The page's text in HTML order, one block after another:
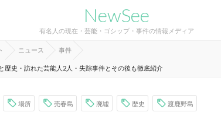
NewSee
有名人の現在・芸能・ゴシップ・事件の情報メディア
ニュース 事件
史・訪れた芸能人2人・失踪事件とその後も徹底紹介
場所 売春島 廃墟 歴史 渡鹿野島